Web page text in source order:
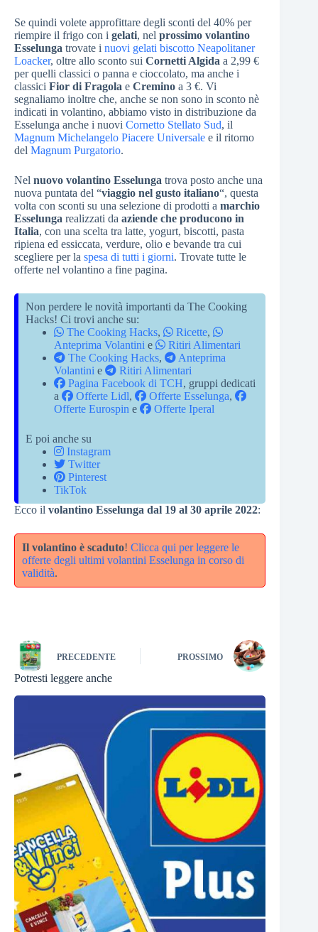
Se quindi volete approfittare degli sconti del 40% per
riempire il frigo con i gelati, nel prossimo volantino
Esselunga trovate i nuovi gelati biscotto Neapolitaner
Loacker, oltre allo sconto sui Cornetti Algida a 2,99 €
per quelli classici o panna e cioccolato, ma anche i
classici Fior di Fragola e Cremino a 3 €. Vi
segnaliamo inoltre che, anche se non sono in sconto nè
indicati in volantino, abbiamo visto in distribuzione da
Esselunga anche i nuovi Cornetto Stellato Sud, il
Magnum Michelangelo Piacere Universale e il ritorno
del Magnum Purgatorio.
Nel nuovo volantino Esselunga trova posto anche una
nuova puntata del “viaggio nel gusto italiano“, questa
volta con sconti su una selezione di prodotti a marchio
Esselunga realizzati da aziende che producono in
Italia, con una scelta tra latte, yogurt, biscotti, pasta
ripiena ed essiccata, verdure, olio e bevande tra cui
scegliere per la spesa di tutti i giorni. Trovate tutte le
offerte nel volantino a fine pagina.
Non perdere le novità importanti da The Cooking
Hacks! Ci trovi anche su:
The Cooking Hacks, Ricette,
Anteprima Volantini e
Ritiri Alimentari
The Cooking Hacks,
Anteprima
Volantini e
Ritiri Alimentari
Pagina Facebook di TCH, gruppi dedicati
a
Offerte Lidl, Offerte Esselunga,
Offerte Eurospin e Offerte Iperal
E poi anche su
Instagram
Twitter
Pinterest
TikTok
Ecco il volantino Esselunga dal 19 al 30 aprile 2022:
Il volantino è scaduto! Clicca qui per leggere le
offerte degli ultimi volantini Esselunga in corso di
validità.
PRECEDENTE PROSSIMO
Potresti leggere anche